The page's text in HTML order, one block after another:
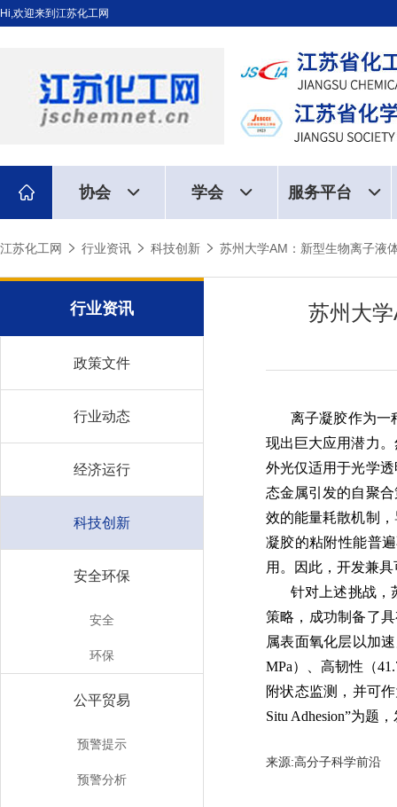
Hi,欢迎来到江苏化工网
协会 学会 服务平台
江苏化工网 行业资讯 科技创新 苏州大学AM：新型生物离子液
行业资讯
政策文件
行业动态
经济运行
科技创新
安全环保
安全
环保
公平贸易
预警提示
预警分析
苏州大
离子凝胶作为一
现出巨大应用潜力
外光仅适用于光学
态金属引发的自聚
效的能量耗散机制
凝胶的粘附性能普
用。因此，开发兼
针对上述挑战，
策略，成功制备了
属表面氧化层以加
MPa）、高韧性（
附状态监测，并可作
Situ Adhesion”为题
来源:高分子科学前